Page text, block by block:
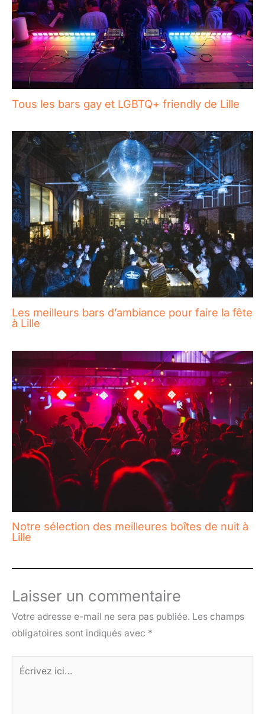
Tous les bars gay et LGBTQ+ friendly de Lille
Les meilleurs bars d’ambiance pour faire la fête
à Lille
Notre sélection des meilleures boîtes de nuit à
Lille
Laisser un commentaire
Votre adresse e-mail ne sera pas publiée. Les champs
obligatoires sont indiqués avec *
Écrivez